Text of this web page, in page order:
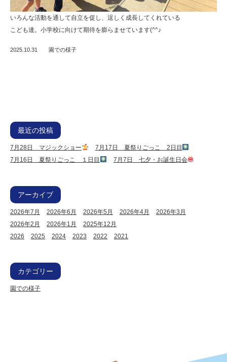
いろんな活動を通して自立を促し、逞しく成長してくれている
こども達。小学校に向けて期待を膨らませています(^^♪
2025.10.31 園での様子
最近の投稿
7月28日 マジックショー
7月17日 夏祭りごっこ 2日目
7月16日 夏祭りごっこ １日目
7月7日 七夕・お誕生日会
アーカイブ
2026年7月 2026年6月 2026年5月 2026年4月
2026年3月
2026年2月
2026年1月
2025年12月
2026
2025 2024 2023 2022 2021
カテゴリー
園での様子